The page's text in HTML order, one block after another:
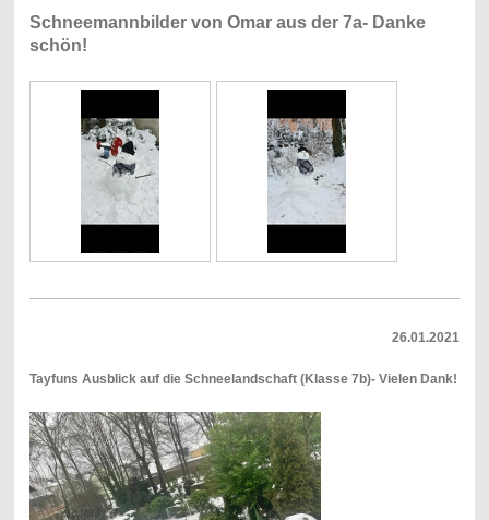
Schneemannbilder von Omar aus der 7a- Danke
schön!
26.01.2021
Tayfuns Ausblick auf die Schneelandschaft (Klasse 7b)- Vielen Dank!